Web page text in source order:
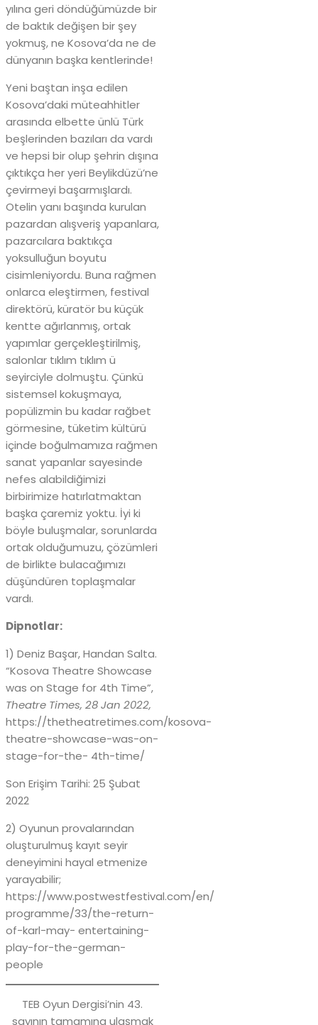
yılına geri döndüğümüzde bir
de baktık değişen bir şey
yokmuş, ne Kosova’da ne de
dünyanın başka kentlerinde!
Yeni baştan inşa edilen
Kosova’daki müteahhitler
arasında elbette ünlü Türk
beşlerinden bazıları da vardı
ve hepsi bir olup şehrin dışına
çıktıkça her yeri Beylikdüzü’ne
çevirmeyi başarmışlardı.
Otelin yanı başında kurulan
pazardan alışveriş yapanlara,
pazarcılara baktıkça
yoksulluğun boyutu
cisimleniyordu. Buna rağmen
onlarca eleştirmen, festival
direktörü, küratör bu küçük
kentte ağırlanmış, ortak
yapımlar gerçekleştirilmiş,
salonlar tıklım tıklım ü
seyirciyle dolmuştu. Çünkü
sistemsel kokuşmaya,
popülizmin bu kadar rağbet
görmesine, tüketim kültürü
içinde boğulmamıza rağmen
sanat yapanlar sayesinde
nefes alabildiğimizi
birbirimize hatırlatmaktan
başka çaremiz yoktu. İyi ki
böyle buluşmalar, sorunlarda
ortak olduğumuzu, çözümleri
de birlikte bulacağımızı
düşündüren toplaşmalar
vardı.
Dipnotlar:
1) Deniz Başar, Handan Salta.
“Kosova Theatre Showcase
was on Stage for 4th Time”,
Theatre Times, 28 Jan 2022,
https://thetheatretimes.com/kosova-
theatre-showcase-was-on-
stage-for-the- 4th-time/
Son Erişim Tarihi: 25 Şubat
2022
2) Oyunun provalarından
oluşturulmuş kayıt seyir
deneyimini hayal etmenize
yarayabilir;
https://www.postwestfestival.com/en/
programme/33/the-return-
of-karl-may- entertaining-
play-for-the-german-
people
TEB Oyun Dergisi’nin 43.
sayının tamamına ulaşmak